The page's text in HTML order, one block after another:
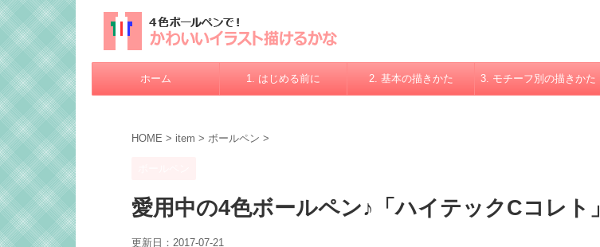
ホーム 1. はじめる前に 2. 基本の描きかた 3. モチーフ別の描きかた
HOME > item > ボールペン >
愛用中の4色ボールペン♪「ハイテックCコレト」
更新日： 2017-07-21